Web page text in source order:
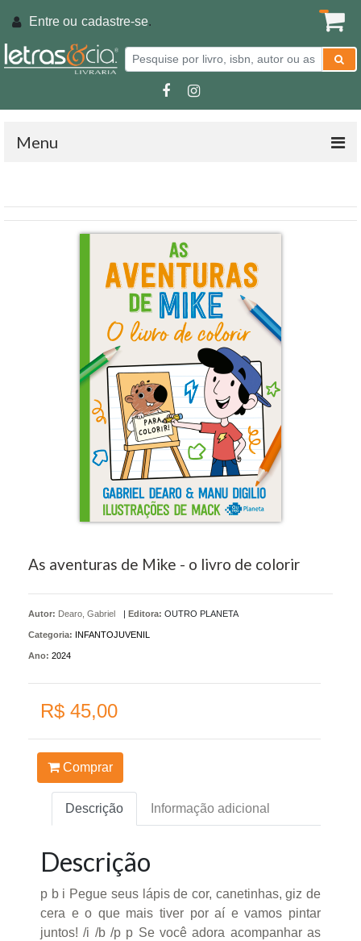
Entre ou cadastre-se.
Menu
As aventuras de Mike - o livro de colorir
Autor: Dearo, Gabriel | Editora: OUTRO PLANETA
Categoria: INFANTOJUVENIL
Ano: 2024
R$ 45,00
Comprar
Descrição Informação adicional
Descrição
p b i Pegue seus lápis de cor, canetinhas, giz de
cera e o que mais tiver por aí e vamos pintar
juntos! /i /b /p p Se você adora acompanhar as